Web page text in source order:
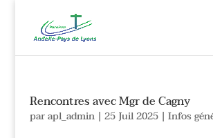
Rencontres avec Mgr de Cagny
parapl_admin| 25 Juil 2025| Infos